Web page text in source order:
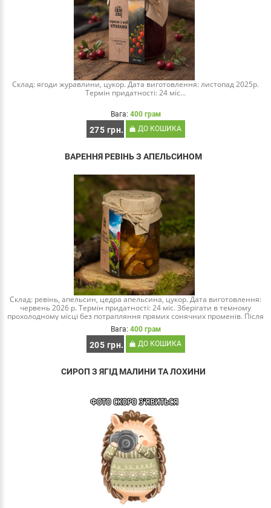
Склад: ягоди журавлини, цукор. Дата виготовлення: листопад 2025р.
Термін придатності: 24 міс...
Вага: 400 грам
275 грн. ДО КОШИКА
ВАРЕННЯ РЕВІНЬ З АПЕЛЬСИНОМ
Склад: ревінь, апельсин, цедра апельсина, цукор. Дата виготовлення:
червень 2026 р. Термін придатності: 24 міс. Зберігати в темному
прохолодному місці без потрапляння прямих сонячних променів. Після
відкриття зберігати в хол..
Вага: 400 грам
205 грн. ДО КОШИКА
СИРОП З ЯГІД МАЛИНИ ТА ЛОХИНИ